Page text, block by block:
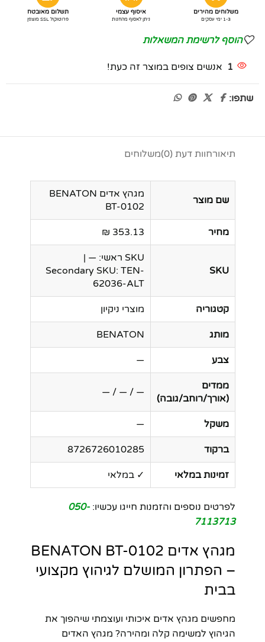
משלוחים מהירים
1-3 ימי עסקים
איסוף עצמי
ניתן לאסוף מהחנות
תשלום מאובטח
פרוטוקול SSL מוצפן
הוסף לרשימת המשאלות
1 אנשים צופים במוצר זה כעת!
שתפו:
תיאורחוות דעת (0) משלוחים
שם מוצר
מגהץ אדים BENATON
BT-0102
מחיר 353.13 ₪
SKU
SKU ראשי: — |
Secondary SKU: TEN-
62036-ALT
קטגוריה מוצרי ניקיון
מותג BENATON
צבע —
ממדים
(אורך/רוחב/גובה)
— / — / —
משקל —
ברקוד 8726726010285
זמינות במלאי ✓ במלאי
לפרטים נוספים והזמנות חייגו עכשיו: 050-
7113713
מגהץ אדים BENATON BT-0102
– הפתרון המושלם לגיהוץ מקצועי
בבית
מחפשים מגהץ אדים איכותי ועוצמתי שיהפוך את
הגיהוץ למשימה קלה ומהירה? מגהץ האדים